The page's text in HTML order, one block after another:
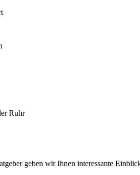
Ruhr
geben wir Ihnen interessante